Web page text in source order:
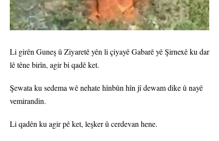
Li girên Guneş û Ziyaretê yên li çiyayê Gabarê yê Şirnexê ku dar
lê têne birîn, agir bi qadê ket.
Şewata ku sedema wê nehate hînbûn hîn jî dewam dike û nayê
vemirandin.
Li qadên ku agir pê ket, leşker û cerdevan hene.